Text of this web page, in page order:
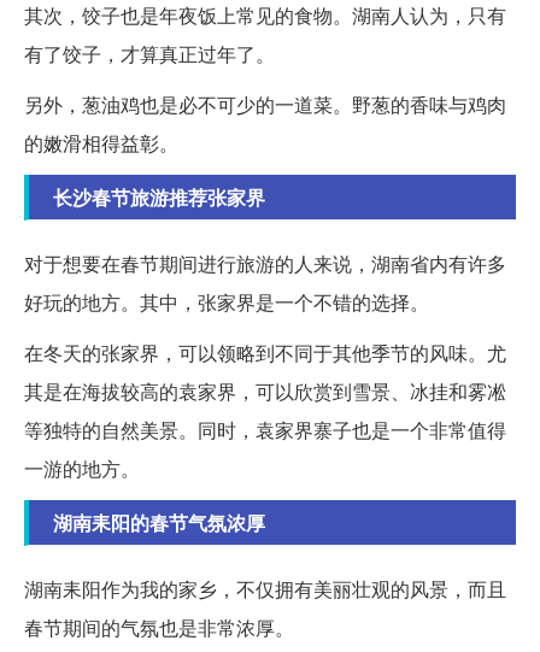
其次，饺子也是年夜饭上常见的食物。湖南人认为，只有
有了饺子，才算真正过年了。
另外，葱油鸡也是必不可少的一道菜。野葱的香味与鸡肉
的嫩滑相得益彰。
长沙春节旅游推荐张家界
对于想要在春节期间进行旅游的人来说，湖南省内有许多
好玩的地方。其中，张家界是一个不错的选择。
在冬天的张家界，可以领略到不同于其他季节的风味。尤
其是在海拔较高的袁家界，可以欣赏到雪景、冰挂和雾凇
等独特的自然美景。同时，袁家界寨子也是一个非常值得
一游的地方。
湖南耒阳的春节气氛浓厚
湖南耒阳作为我的家乡，不仅拥有美丽壮观的风景，而且
春节期间的气氛也是非常浓厚。